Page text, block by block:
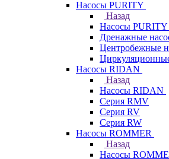
Насосы PURITY
Назад
Насосы PURITY
Дренажные
Центробежные
Насосы RIDAN
Назад
Насосы RIDAN
Серия RMV
Серия RV
Серия RW
Насосы ROMMER
Назад
Насосы